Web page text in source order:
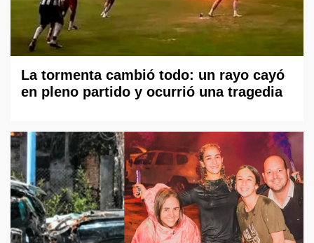
La tormenta cambió todo: un rayo cayó
en pleno partido y ocurrió una tragedia